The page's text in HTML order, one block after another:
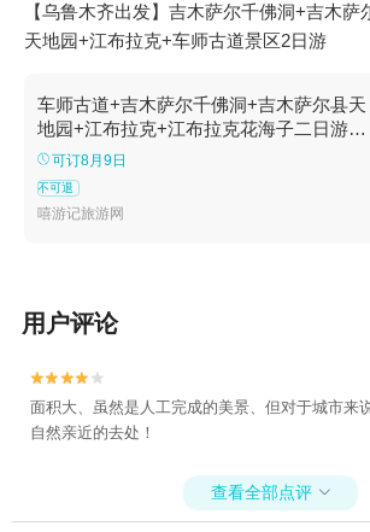
【乌鲁木齐出发】吉木萨尔千佛洞+吉木萨
天地园+江布拉克+车师古道景区2日游
车师古道+吉木萨尔千佛洞+吉木萨尔县天
地园+江布拉克+江布拉克花海子二日游
【自由随你+纯玩行程】
可订8月9日
不可退
嘻游记旅游网
用户评论


面积大、虽然是人工完成的美景、但对于城市来
自然亲近的去处！
查看全部点评 